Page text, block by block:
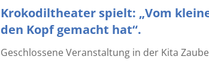
Krokodiltheater spielt: „Vom
den Kopf gemacht hat“.
Geschlossene Veranstaltung in der Kita